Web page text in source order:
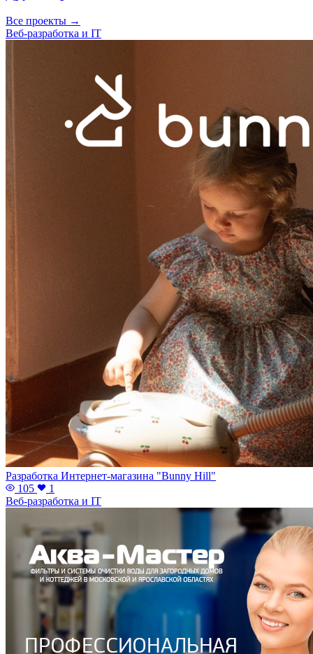
Все проекты →
Веб-разработка и IT
Разработка Интернет-магазина "Bunny Hill"
105
1
Веб-разработка и IT